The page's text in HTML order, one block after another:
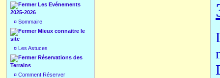
Les Evénements
2025-2026
¤ Sommaire
Mieux connaitre le
site
¤ Les Astuces
Réservations des
Terrains
¤ Comment Réserver